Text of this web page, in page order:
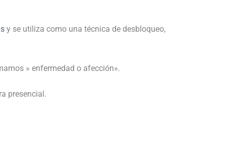
y se utiliza como una técnica de desbloqueo,
» enfermedad o afección».
presencial.